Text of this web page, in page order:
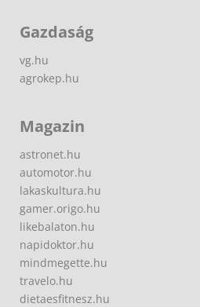
Gazdaság
vg.hu
agrokep.hu
Magazin
astronet.hu
automotor.hu
lakaskultura.hu
gamer.origo.hu
likebalaton.hu
napidoktor.hu
mindmegette.hu
travelo.hu
dietaesfitnesz.hu